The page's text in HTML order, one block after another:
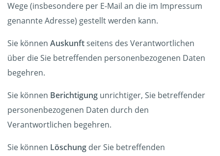
Wege (insbesondere per E-Mail an die im Impressum
genannte Adresse) gestellt werden kann.
Sie können Auskunftseitens des Verantwortlichen
über die Sie betreffenden personenbezogenen Daten
begehren.
Sie können Berichtigung unrichtiger, Sie betreffender
personenbezogenen Daten durch den
Verantwortlichen begehren.
Sie können Löschung der Sie betreffenden